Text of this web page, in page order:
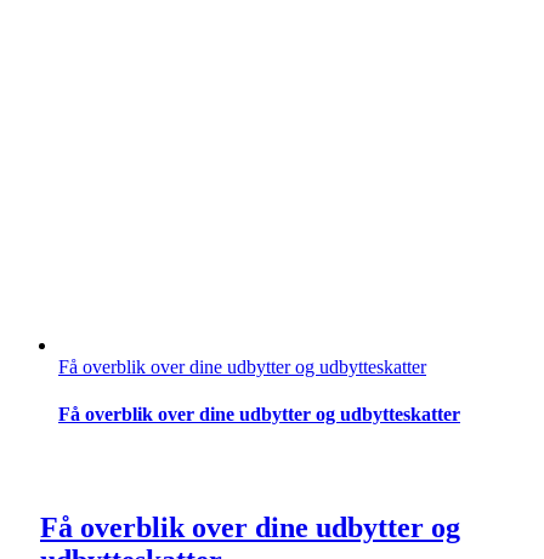
Få overblik over dine udbytter og udbytteskatter
Få overblik over dine udbytter og udbytteskatter
Få overblik over dine udbytter og